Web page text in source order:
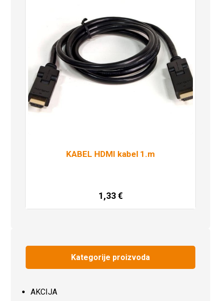
KABEL HDMI kabel 1.m
1,33€
Pročitaj više
Kategorije proizvoda
AKCIJA